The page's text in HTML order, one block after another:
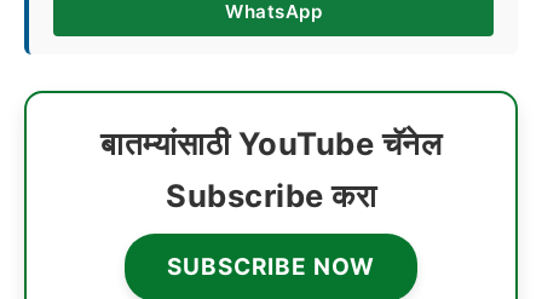
WhatsApp
बातम्यांसाठी YouTube चॅनेल
Subscribe करा
SUBSCRIBE NOW